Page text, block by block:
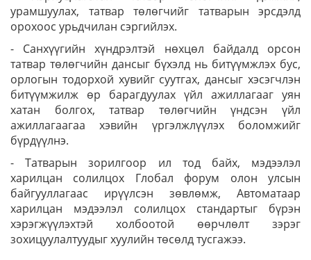
урамшуулах, татвар төлөгчийг татварын эрсдэлд
орохоос урьдчилан сэргийлэх.
- Санхүүгийн хүндрэлтэй нөхцөл байдалд орсон
татвар төлөгчийн дансыг бүхэлд нь битүүмжлэх бус,
орлогын тодорхой хувийг суутгах, дансыг хэсэгчлэн
битүүмжилж өр барагдуулах үйл ажиллагааг уян
хатан болгох, татвар төлөгчийн үндсэн үйл
ажиллагаагаа хэвийн үргэлжлүүлэх боломжийг
бүрдүүлнэ.
- Татварын зорилгоор ил тод байх, мэдээлэл
харилцан солилцох Глобал форум олон улсын
байгууллагаас ирүүлсэн зөвлөмж, Автоматаар
харилцан мэдээлэл солилцох стандартыг бүрэн
хэрэгжүүлэхтэй холбоотой өөрчлөлт зэрэг
зохицуулалтуудыг хуулийн төсөлд тусгажээ.